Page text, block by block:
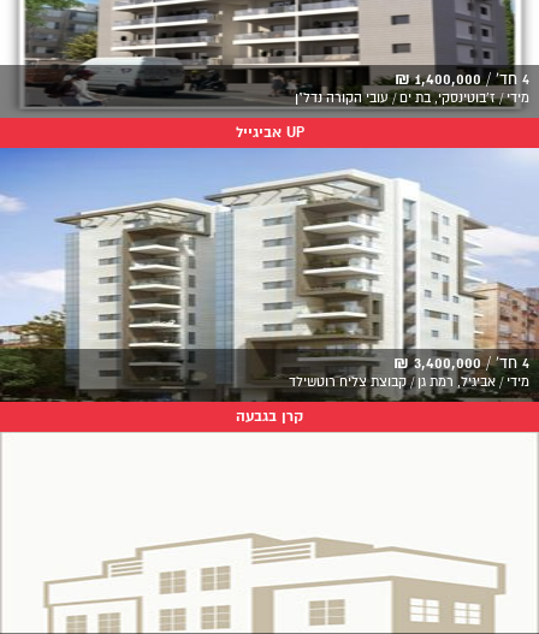
4 חד' / 1,400,000 ₪
מידי / ז'בוטינסקי, בת ים / עובי הקורה נדל"ן
UP אביגייל
4 חד' / 3,400,000 ₪
מידי / אביגיל, רמת גן / קבוצת צליח רוטשילד
קרן בגבעה